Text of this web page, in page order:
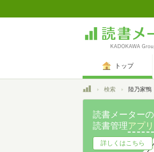
トップ
トップ検索 陸乃家鴨
読書メーターの
読書管理アプリ
詳しくはこちら